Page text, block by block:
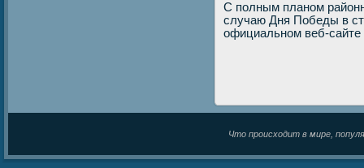
С пοлным планοм
случаю Дня Победы в
официальнοм веб-сайте
Что происходит в мире,